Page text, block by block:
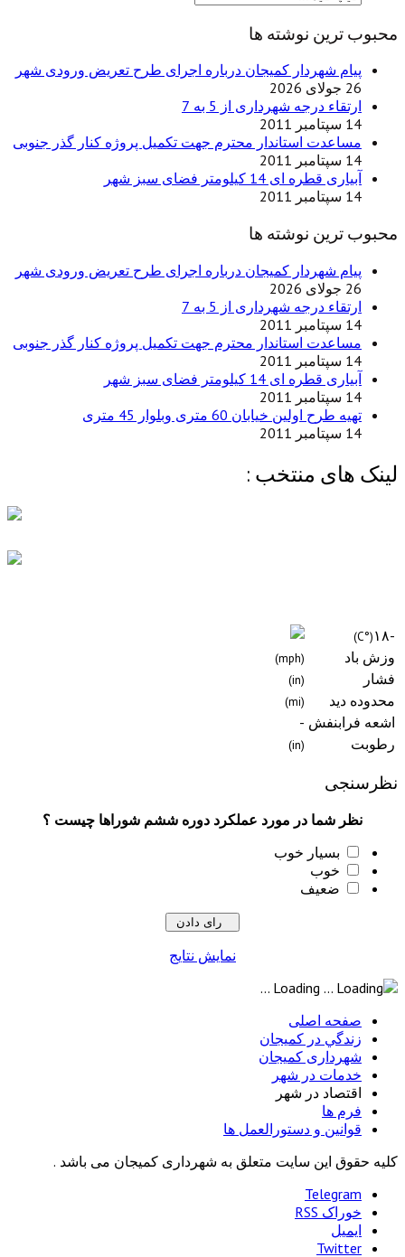
محبوب ترین نوشته ها
پیام شهردار کمیجان درباره اجرای طرح تعریض ورودی شهر
26 جولای 2026
ارتقاء درجه شهرداری از 5 به 7
14 سپتامبر 2011
مساعدت استاندار محترم جهت تکمیل پروژه کنار گذر جنوبی
14 سپتامبر 2011
آبیاری قطره ای 14 کیلومتر فضای سبز شهر
14 سپتامبر 2011
محبوب ترین نوشته ها
پیام شهردار کمیجان درباره اجرای طرح تعریض ورودی شهر
26 جولای 2026
ارتقاء درجه شهرداری از 5 به 7
14 سپتامبر 2011
مساعدت استاندار محترم جهت تکمیل پروژه کنار گذر جنوبی
14 سپتامبر 2011
آبیاری قطره ای 14 کیلومتر فضای سبز شهر
14 سپتامبر 2011
تهیه طرح اولین خیابان 60 متری وبلوار 45 متری
14 سپتامبر 2011
لینک های منتخب :
-١٨ (°C)
وزش باد (mph)
فشار (in)
محدوده دید (mi)
اشعه فرابنفش -
رطوبت
(in)
نظرسنجی
نظر شما در مورد عملکرد دوره ششم شوراها چیست ؟
بسیار خوب
خوب
ضعیف
نمایش نتایج
صفحه اصلی
زندگي در كميجان
شهرداری کمیجان
خدمات در شهر
اقتصاد در شهر
فرم ها
قوانین و دستورالعمل ها
کلیه حقوق این سایت متعلق به شهرداری کمیجان می باشد .
Telegram
خوراک RSS
ایمیل
Twitter